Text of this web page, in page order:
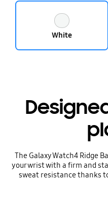
White
The Galaxy Watch4 Ridge
your wrist with a firm and
sweat resistance thanks